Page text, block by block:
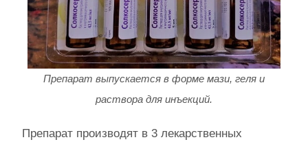
Препарат выпускается в форме мази, геля и
раствора для инъекций.
Препарат производят в 3 лекарственных